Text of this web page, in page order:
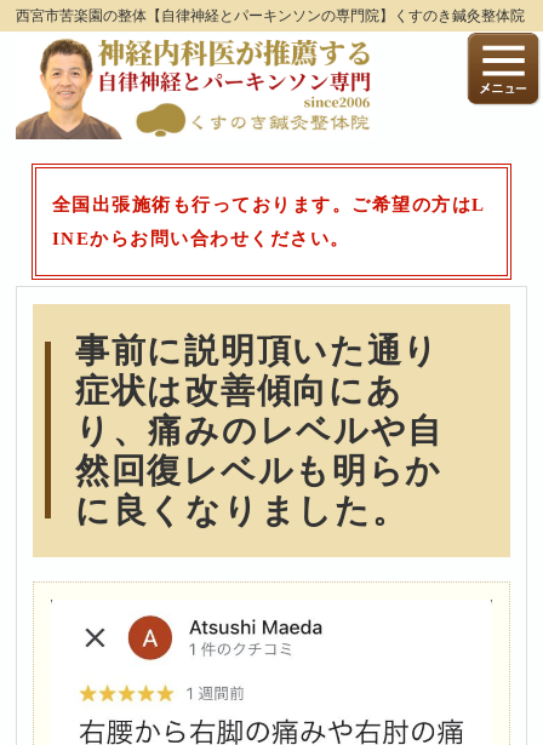
西宮市苦楽園の整体【自律神経とパーキンソンの専門院】くすのき鍼灸整体院
全国出張施術も行っております。ご希望の方はL
INEからお問い合わせください。
事前に説明頂いた通り
症状は改善傾向にあ
り、痛みのレベルや自
然回復レベルも明らか
に良くなりました。